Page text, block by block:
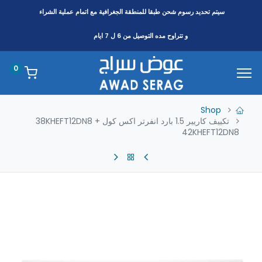
سيتم تحديد رسوم شحن طبقا للمنطقةالجغرافية مع اتمام عملية الشراء
و تتراوح مده التوصيل من 6 ل 7 ايام
0
Shop
تكييف كاريير 1.5 بارد انفرتر اكس كول 38KHEFT12DN8 +
42KHEFT12DN8